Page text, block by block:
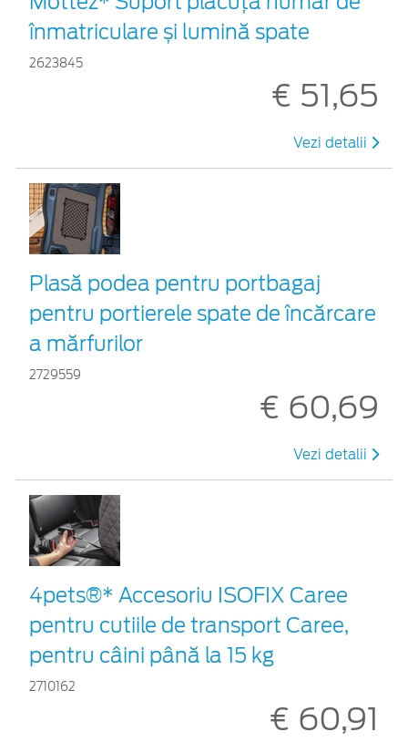
înmatriculare și lumină spate
2623845
€ 51,65
Vezi detalii
Plasă podea pentru portbagaj
pentru portierele spate de încărcare
a mărfurilor
2729559
€ 60,69
Vezi detalii
4pets®* Accesoriu ISOFIX Caree
pentru cutiile de transport Caree,
pentru câini până la 15 kg
2710162
€ 60,91